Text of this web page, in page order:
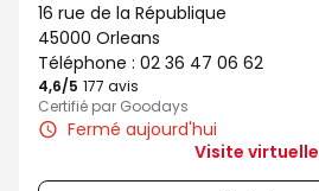
16 rue de la République
45000 Orleans
Téléphone : 02 36 47 06 62
4,6/5 Note de 4.6 sur 5
177 avis
Certifié par Goodays
Fermé aujourd'hui
Visite virtuelle